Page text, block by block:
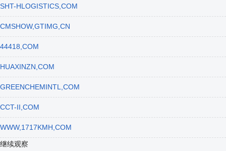
SHT-HLOGISTICS,COM
CMSHOW,GTIMG,CN
44418,COM
HUAXINZN,COM
GREENCHEMINTL,COM
CCT-II,COM
WWW,1717KMH,COM
继续观察